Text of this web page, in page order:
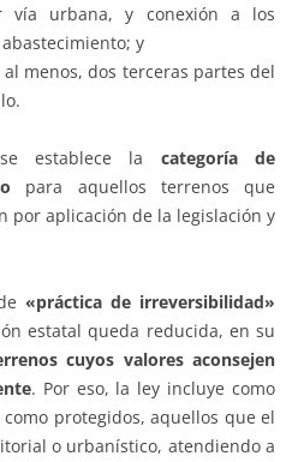
vía urbana, y conexión a los
y
menos, dos terceras partes del
establece la categoría de
para aquellos terrenos que
por aplicación de la legislación y
«práctica de irreversibilidad»
estatal queda reducida, en su
cuyos valores aconsejen
. Por eso, la ley incluye como
como protegidos, aquellos que el
o urbanístico, atendiendo a